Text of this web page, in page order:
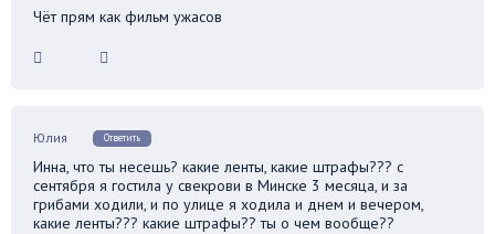
Чёт прям как фильм ужасов
Юлия Ответить
Инна, что ты несешь? какие ленты, какие штрафы??? с
сентября я гостила у свекрови в Минске 3 месяца, и за
грибами ходили, и по улице я ходила и днем и вечером,
какие ленты??? какие штрафы?? ты о чем вообще??